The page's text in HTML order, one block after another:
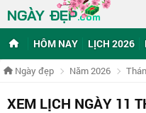
NGÀY ĐẸP.com
HÔM NAY LỊCH 2026
Ngày đẹp Năm 2026
XEM LỊCH NGÀY 11